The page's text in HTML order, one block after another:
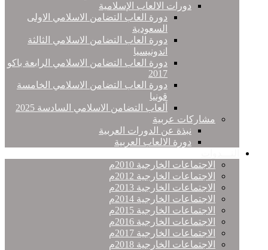
دورات الالعاب الإسلامية
دورة العاب التضامن الاسلامي الاولى
السعودية
دورة العاب التضامن الاسلامي الثالثة
اندونيسيا
دورة العاب التضامن الاسلامي الرابعة باكو
2017
دورة العاب التضامن الاسلامي الخامسة
قونيا
ألعاب التضامن الاسلامي السادسة 2025
مشاركات عربية
نبذة عن الدورات العربية
دورة الالعاب العربية
الاجتماعات الخارجية 2010م
الاجتماعات الخارجية 2012م
الاجتماعات الخارجية 2013م
الاجتماعات الخارجية 2014م
الاجتماعات الخارجية 2015م
الاجتماعات الخارجية 2016م
الاجتماعات الخارجية 2017م
الاجتماعات الخارجية 2018م